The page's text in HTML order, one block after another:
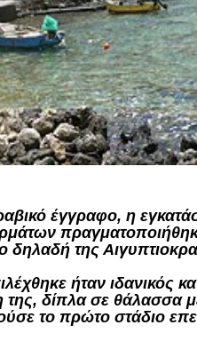
έγγραφο, η
δηλαδή της
ήταν ιδανικός
της, δίπλα σε θάλασσα
το πρώτο στάδιο